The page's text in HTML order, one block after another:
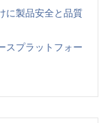
に製品安全と品質
スプラットフォー